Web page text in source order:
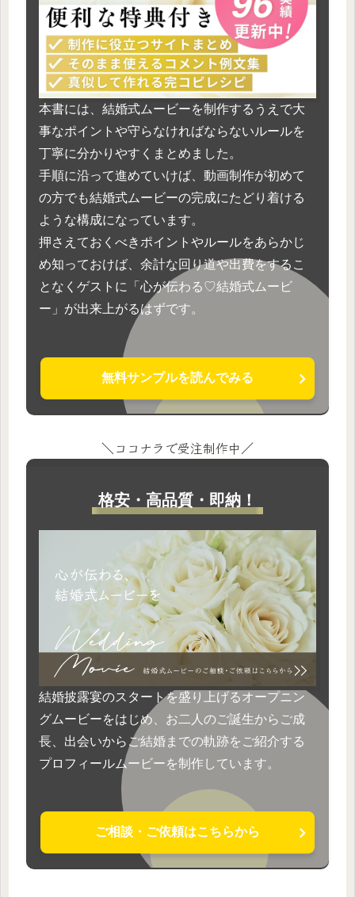
本書には、結婚式ムービーを制作するうえで大
事なポイントや守らなければならないルールを
丁寧に分かりやすくまとめました。
手順に沿って進めていけば、動画制作が初めて
の方でも結婚式ムービーの完成にたどり着ける
ような構成になっています。
押さえておくべきポイントやルールをあらかじ
め知っておけば、余計な回り道や出費をするこ
となくゲストに「心が伝わる♡結婚式ムービ
ー」が出来上がるはずです。
無料サンプルを読んでみる
＼ココナラで受注制作中／
格安・高品質・即納！
結婚披露宴のスタートを盛り上げるオープニン
グムービーをはじめ、お二人のご誕生からご成
長、出会いからご結婚までの軌跡をご紹介する
プロフィールムービーを制作しています。
ご相談・ご依頼はこちらから